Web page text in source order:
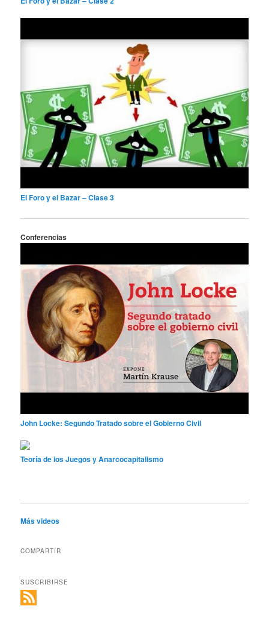
El Foro y el Bazar – Clase 3
Conferencias
John Locke: Segundo Tratado sobre el Gobierno Civil
Teoría de los Juegos y Anarcocapitalismo
Más videos
COMPARTIR
SUSCRIBIRSE